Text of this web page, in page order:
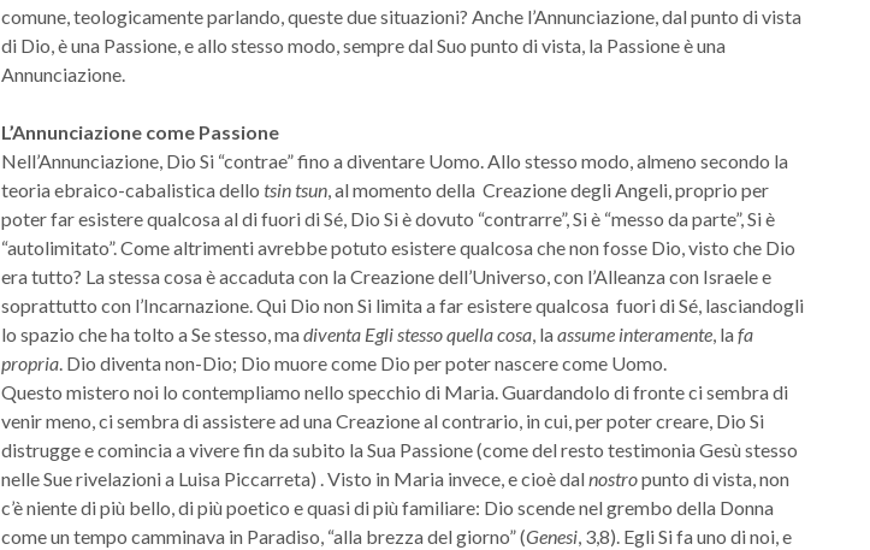
comune, teologicamente parlando, queste due situazioni? Anche l’Annunciazione, dal punto di vista
di Dio, è una Passione, e allo stesso modo, sempre dal Suo punto di vista, la Passione è una
Annunciazione.
L’Annunciazione come Passione
Nell’Annunciazione, Dio Si “contrae” fino a diventare Uomo. Allo stesso modo, almeno secondo la
teoria ebraico-cabalistica dello tsin tsun, al momento della Creazione degli Angeli, proprio per
poter far esistere qualcosa al di fuori di Sé, Dio Si è dovuto “contrarre”, Si è “messo da parte”, Si è
“autolimitato”. Come altrimenti avrebbe potuto esistere qualcosa che non fosse Dio, visto che Dio
era tutto? La stessa cosa è accaduta con la Creazione dell’Universo, con l’Alleanza con Israele e
soprattutto con l’Incarnazione. Qui Dio non Si limita a far esistere qualcosa fuori di Sé, lasciandogli
lo spazio che ha tolto a Se stesso, madiventa Egli stesso quella cosa, laassume interamente, lafa
propria. Dio diventa non-Dio; Dio muore come Dio per poter nascere come Uomo.
Questo mistero noi lo contempliamo nello specchio di Maria. Guardandolo di fronte ci sembra di
venir meno, ci sembra di assistere ad una Creazione al contrario, in cui, per poter creare, Dio Si
distrugge e comincia a vivere fin da subito la Sua Passione (come del resto testimonia Gesù stesso
nelle Sue rivelazioni a Luisa Piccarreta) . Visto in Maria invece, e cioè dalnostropunto di vista, non
c’è niente di più bello, di più poetico e quasi di più familiare: Dio scende nel grembo della Donna
come un tempo camminava in Paradiso, “alla brezza del giorno” (Genesi, 3,8). Egli Si fa uno di noi, e